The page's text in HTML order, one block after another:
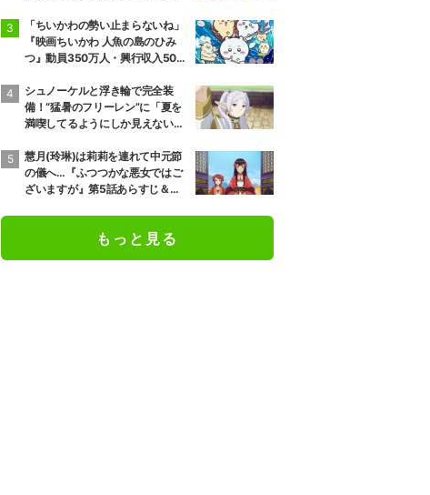
「ちいかわの勢い止まらないね」
『映画ちいかわ 人魚の島のひみ
つ』動員350万人・興行収入50億
シュノーケルと浮き輪で完全装
備！“猛暑のフリーレン”に「夏を
満喫してるようにしか見えない」
慧月(玲琳)は莉莉を連れて中元節
の儀へ…『ふつつかな悪女ではご
ざいますが』第5話あらすじ＆先
もっと見る